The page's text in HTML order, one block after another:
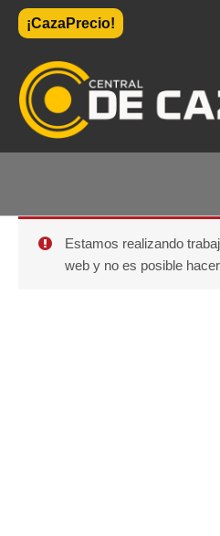
¡CazaPrecio!
Estamos realizando
web y no es posible